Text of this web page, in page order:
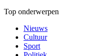
Top onderwerpen
Nieuws
Cultuur
Sport